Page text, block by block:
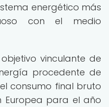
energético más
con el medio
vinculante de
procedente de
consumo final bruto
Europea para el año